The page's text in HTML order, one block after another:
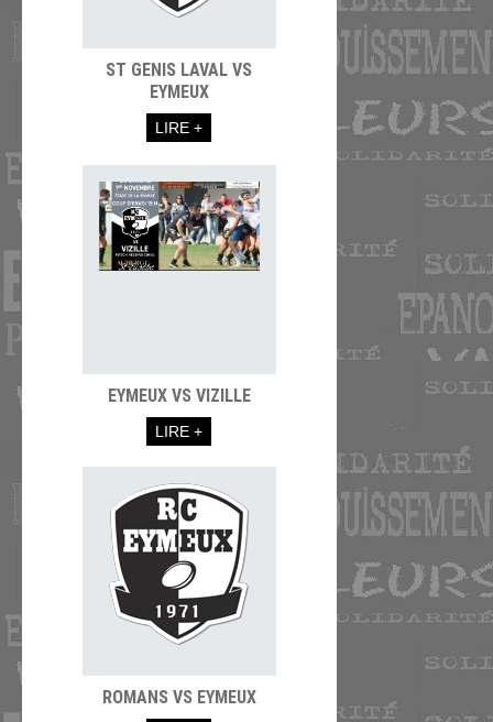
ST GENIS LAVAL VS
EYMEUX
LIRE +
EYMEUX VS VIZILLE
LIRE +
ROMANS VS EYMEUX